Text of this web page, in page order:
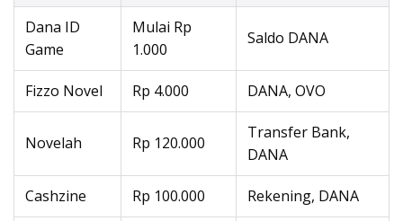
Dana ID
Game
Mulai Rp
1.000
Saldo DANA
Fizzo Novel Rp 4.000 DANA, OVO
Novelah Rp 120.000
Transfer Bank,
DANA
Cashzine Rp 100.000 Rekening, DANA